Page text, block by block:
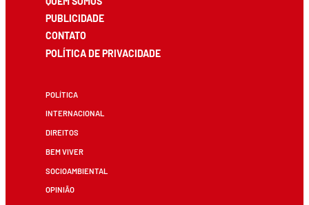
PUBLICIDADE
CONTATO
POLÍTICA DE PRIVACIDADE
POLÍTICA
INTERNACIONAL
DIREITOS
BEM VIVER
SOCIOAMBIENTAL
OPINIÃO